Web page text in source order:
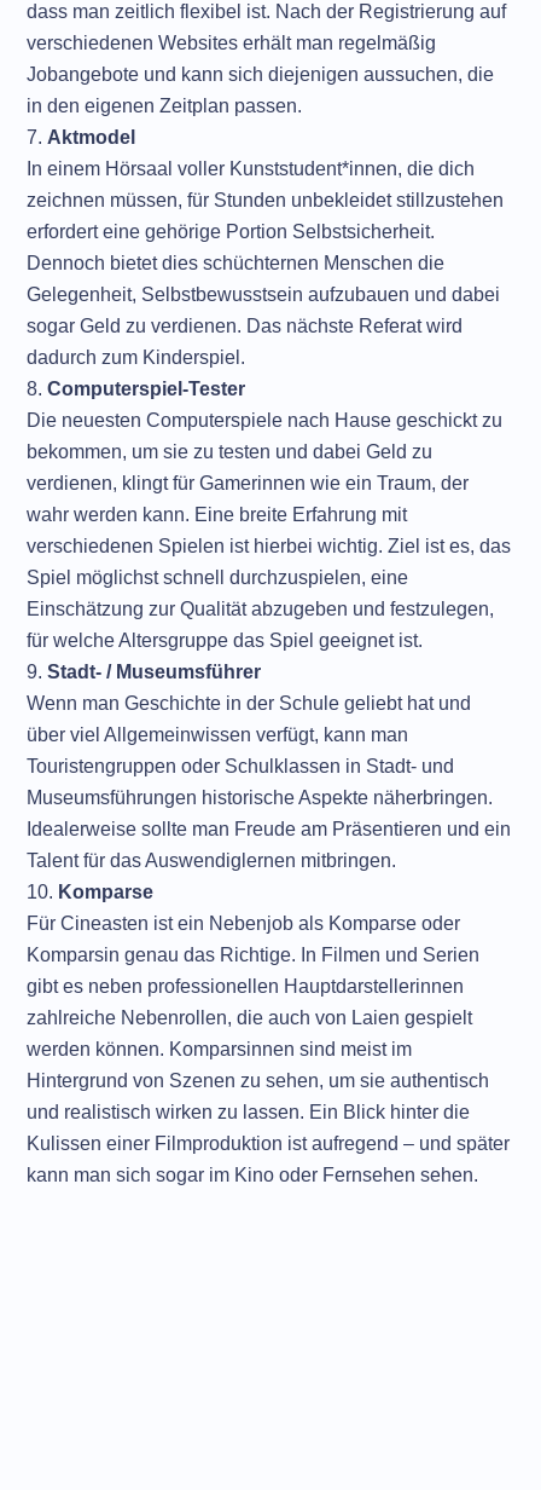
dass man zeitlich flexibel ist. Nach der Registrierung auf
verschiedenen Websites erhält man regelmäßig
Jobangebote und kann sich diejenigen aussuchen, die
in den eigenen Zeitplan passen.
Aktmodel
In einem Hörsaal voller Kunststudent*innen, die dich
zeichnen müssen, für Stunden unbekleidet stillzustehen
erfordert eine gehörige Portion Selbstsicherheit.
Dennoch bietet dies schüchternen Menschen die
Gelegenheit, Selbstbewusstsein aufzubauen und dabei
sogar Geld zu verdienen. Das nächste Referat wird
dadurch zum Kinderspiel.
Computerspiel-Tester
Die neuesten Computerspiele nach Hause geschickt zu
bekommen, um sie zu testen und dabei Geld zu
verdienen, klingt für Gamerinnen wie ein Traum, der
wahr werden kann. Eine breite Erfahrung mit
verschiedenen Spielen ist hierbei wichtig. Ziel ist es, das
Spiel möglichst schnell durchzuspielen, eine
Einschätzung zur Qualität abzugeben und festzulegen,
für welche Altersgruppe das Spiel geeignet ist.
Stadt- / Museumsführer
Wenn man Geschichte in der Schule geliebt hat und
über viel Allgemeinwissen verfügt, kann man
Touristengruppen oder Schulklassen in Stadt- und
Museumsführungen historische Aspekte näherbringen.
Idealerweise sollte man Freude am Präsentieren und ein
Talent für das Auswendiglernen mitbringen.
Komparse
Für Cineasten ist ein Nebenjob als Komparse oder
Komparsin genau das Richtige. In Filmen und Serien
gibt es neben professionellen Hauptdarstellerinnen
zahlreiche Nebenrollen, die auch von Laien gespielt
werden können. Komparsinnen sind meist im
Hintergrund von Szenen zu sehen, um sie authentisch
und realistisch wirken zu lassen. Ein Blick hinter die
Kulissen einer Filmproduktion ist aufregend – und später
kann man sich sogar im Kino oder Fernsehen sehen.